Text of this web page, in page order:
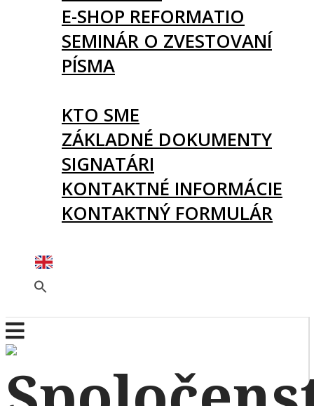
E-SHOP REFORMATIO
SEMINÁR O ZVESTOVANÍ
PÍSMA
KTO SME
ZÁKLADNÉ DOKUMENTY
SIGNATÁRI
KONTAKTNÉ INFORMÁCIE
KONTAKTNÝ FORMULÁR